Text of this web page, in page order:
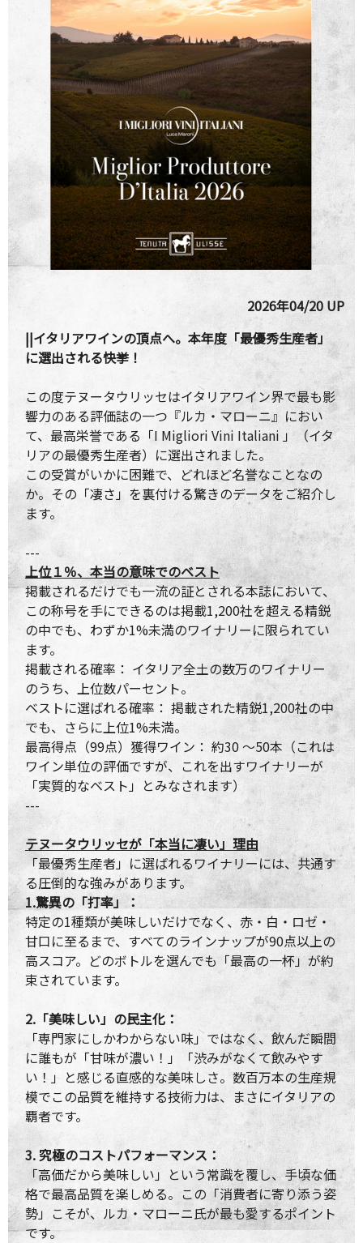
2026年04/20 UP
||イタリアワインの頂点へ。本年度「最優秀生産者」
に選出される快挙！
この度テヌータウリッセはイタリアワイン界で最も影
響力のある評価誌の一つ『ルカ・マローニ』におい
て、最高栄誉である「I Migliori Vini Italiani 」（イタ
リアの最優秀生産者）に選出されました。
この受賞がいかに困難で、どれほど名誉なことなの
か。その「凄さ」を裏付ける驚きのデータをご紹介し
ます。
---
上位１％、本当の意味でのベスト
掲載されるだけでも一流の証とされる本誌において、
この称号を手にできるのは掲載1,200社を超える精鋭
の中でも、わずか1%未満のワイナリーに限られてい
ます。
掲載される確率： イタリア全土の数万のワイナリー
のうち、上位数パーセント。
ベストに選ばれる確率： 掲載された精鋭1,200社の中
でも、さらに上位1%未満。
最高得点（99点）獲得ワイン： 約30 ～50本（これは
ワイン単位の評価ですが、これを出すワイナリーが
「実質的なベスト」とみなされます）
---
テヌータウリッセが「本当に凄い」理由
「最優秀生産者」に選ばれるワイナリーには、共通す
る圧倒的な強みがあります。
1.驚異の「打率」：
特定の1種類が美味しいだけでなく、赤・白・ロゼ・
甘口に至るまで、すべてのラインナップが90点以上の
高スコア。どのボトルを選んでも「最高の一杯」が約
束されています。
2.「美味しい」の民主化：
「専門家にしかわからない味」ではなく、飲んだ瞬間
に誰もが「甘味が濃い！」「渋みがなくて飲みやす
い！」と感じる直感的な美味しさ。数百万本の生産規
模でこの品質を維持する技術力は、まさにイタリアの
覇者です。
3. 究極のコストパフォーマンス：
「高価だから美味しい」という常識を覆し、手頃な価
格で最高品質を楽しめる。この「消費者に寄り添う姿
勢」こそが、ルカ・マローニ氏が最も愛するポイント
です。